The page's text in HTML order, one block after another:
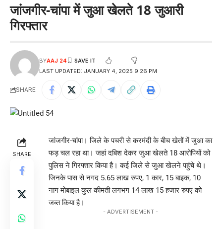
जांजगीर-चांपा में जुआ खेलते 18 जुआरी
गिरफ्तार
LAST UPDATED: JANUARY 4, 2025 9:26 PM
BYAAJ 24
SHARE
SHARE
जांजगीर-चांपा। जिले के पचरी से करमंदी के बीच खेतों में जुआ का
फड़ चल रहा था। जहां दबिश देकर जुआ खेलते 18 आरोपियों को
पुलिस ने गिरफ्तार किया है। कई जिले से जुआ खेलने पहुंचे थे।
जिनके पास से नगद 5.65 लाख रुपए, 1 कार, 15 बाइक, 10
नाग मोबाइल कुल कीमती लगभग 14 लाख 15 हजार रुपए को
जब्त किया है।
- ADVERTISEMENT -